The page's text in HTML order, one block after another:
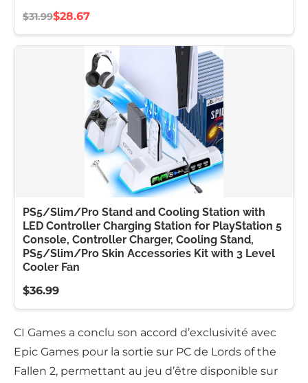
$31.99$28.67
PS5/Slim/Pro Stand and Cooling Station with
LED Controller Charging Station for PlayStation 5
Console, Controller Charger, Cooling Stand,
PS5/Slim/Pro Skin Accessories Kit with 3 Level
Cooler Fan
$36.99
CI Games a conclu son accord d’exclusivité avec
Epic Games pour la sortie sur PC de Lords of the
Fallen 2, permettant au jeu d’être disponible sur